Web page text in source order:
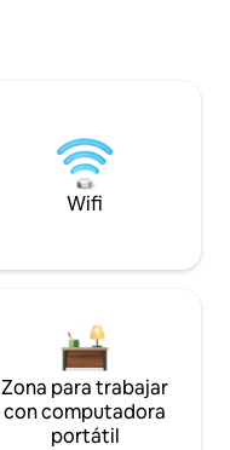
Wifi
Zona para trabajar
con computadora
portátil